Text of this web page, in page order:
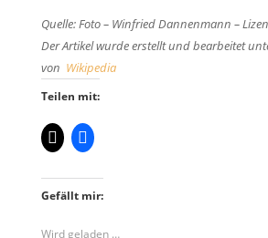
Quelle: Foto – Winfried Dannenmann –
Der Artikel wurde erstellt und bearbeitet
von Wikipedia
Teilen mit:
Gefällt mir:
Wird geladen …